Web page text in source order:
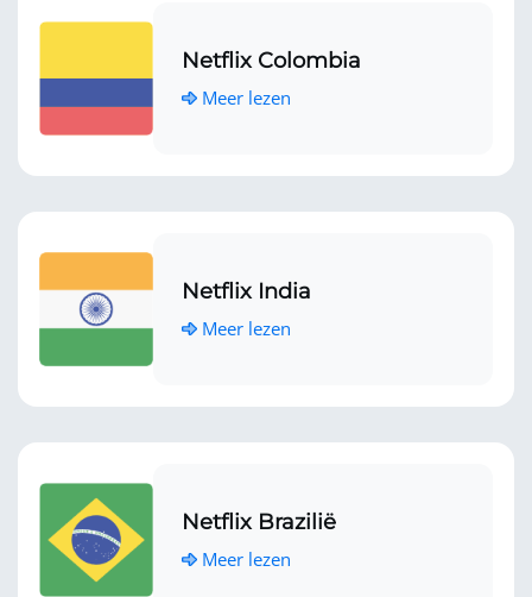
Netflix Colombia
Meer lezen
Netflix India
Meer lezen
Netflix Brazilië
Meer lezen